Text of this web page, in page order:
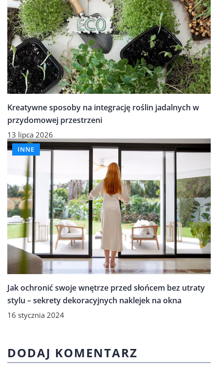
Kreatywne sposoby na integrację roślin jadalnych w
przydomowej przestrzeni
13 lipca 2026
INNE
Jak ochronić swoje wnętrze przed słońcem bez utraty
stylu – sekrety dekoracyjnych naklejek na okna
16 stycznia 2024
DODAJ KOMENTARZ